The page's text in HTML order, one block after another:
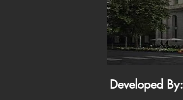
Developed By: